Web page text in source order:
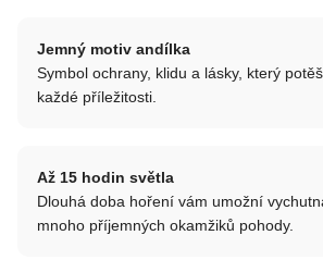
Jemný motiv andílka
Symbol ochrany, klidu a lásky, který
každé příležitosti.
Až 15 hodin světla
Dlouhá doba hoření vám umožní
mnoho příjemných okamžiků pohody.